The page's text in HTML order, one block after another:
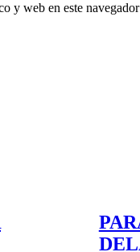
y web en este